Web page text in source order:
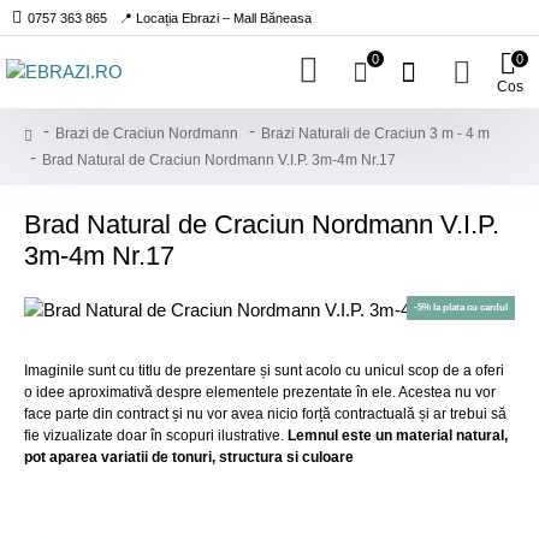
0757 363 865 📍 Locația Ebrazi – Mall Băneasa
0
Cos
0
Brazi de Craciun Nordmann
Brazi Naturali de Craciun 3 m - 4 m
Brad Natural de Craciun Nordmann V.I.P. 3m-4m Nr.17
Brad Natural de Craciun Nordmann V.I.P.
3m-4m Nr.17
-5% la plata cu cardul
Imaginile sunt cu titlu de prezentare și sunt acolo cu unicul scop de a oferi
o idee aproximativă despre elementele prezentate în ele. Acestea nu vor
face parte din contract și nu vor avea nicio forță contractuală și ar trebui să
fie vizualizate doar în scopuri ilustrative. Lemnul este un material natural,
pot aparea variatii de tonuri, structura si culoare